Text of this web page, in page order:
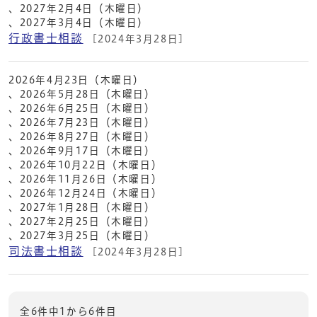
、2027年2月4日（木曜日）
、2027年3月4日（木曜日）
行政書士相談 [2024年3月28日]
2026年4月23日（木曜日）
、2026年5月28日（木曜日）
、2026年6月25日（木曜日）
、2026年7月23日（木曜日）
、2026年8月27日（木曜日）
、2026年9月17日（木曜日）
、2026年10月22日（木曜日）
、2026年11月26日（木曜日）
、2026年12月24日（木曜日）
、2027年1月28日（木曜日）
、2027年2月25日（木曜日）
、2027年3月25日（木曜日）
司法書士相談 [2024年3月28日]
全6件中1から6件目